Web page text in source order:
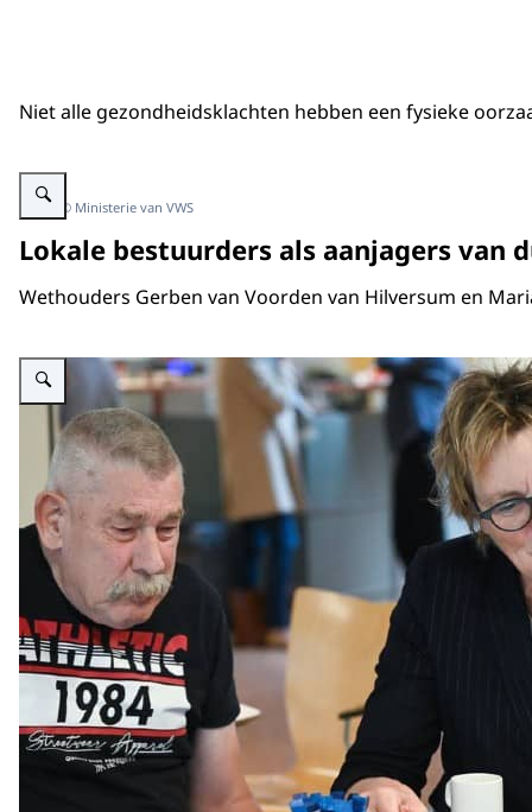
Niet alle gezondheidsklachten hebben een fysieke
Vergroot afbeelding 2 mensen in zaal.
Beeld: © Ministerie van VWS
Lokale bestuurders als aanjagers van
Wethouders Gerben van Voorden van Hilversum en
Vergroot afbeelding Een vrouw zit aan tafel met een oudere man en